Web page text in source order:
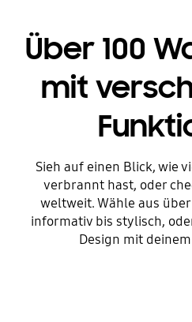
Über 100
mit
Sieh auf einen Blick, wie
verbrannt hast, oder
weltweit. Wähle aus
informativ bis stylisch,
Design mit